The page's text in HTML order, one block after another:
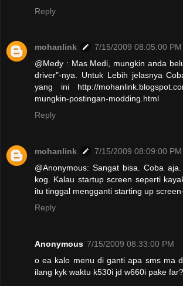
Reply
mohanlink
7/15/2009 08:05:00 PM
@Medy : Mas Medi, mungkin anda
driver"-nya. Untuk Lebih jelasnya
yang ini http://
mungkin-postingan-modding.html
Reply
mohanlink
7/15/2009 08:09:00 PM
@Anonymous: Sangat bisa. Coba
kog. Kalau startup screen seperti
itu tinggal mengganti starting up
Reply
Anonymous 7/15/2009 08:33:00 PM
o ea kalo menu di ganti apa sms ma
ilang kyk waktu k530i jd w660i pake far?